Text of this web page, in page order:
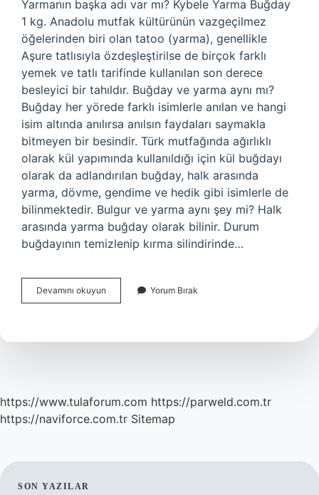
Yarmanın başka adı var mı? Kybele Yarma Buğday
1 kg. Anadolu mutfak kültürünün vazgeçilmez
öğelerinden biri olan tatoo (yarma), genellikle
Aşure tatlısıyla özdeşleştirilse de birçok farklı
yemek ve tatlı tarifinde kullanılan son derece
besleyici bir tahıldır. Buğday ve yarma aynı mı?
Buğday her yörede farklı isimlerle anılan ve hangi
isim altında anılırsa anılsın faydaları saymakla
bitmeyen bir besindir. Türk mutfağında ağırlıklı
olarak kül yapımında kullanıldığı için kül buğdayı
olarak da adlandırılan buğday, halk arasında
yarma, dövme, gendime ve hedik gibi isimlerle de
bilinmektedir. Bulgur ve yarma aynı şey mi? Halk
arasında yarma buğday olarak bilinir. Durum
buğdayının temizlenip kırma silindirinde…
Devamını okuyun
Diğer
Yorum Bırak
https://www.tulaforum.com https://parweld.com.tr
https://naviforce.com.tr Sitemap
SON YAZILAR